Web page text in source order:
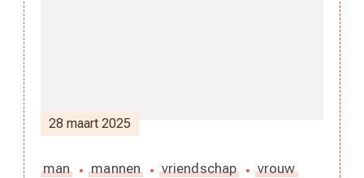
28 maart 2025
man mannen vriendschap vrouw